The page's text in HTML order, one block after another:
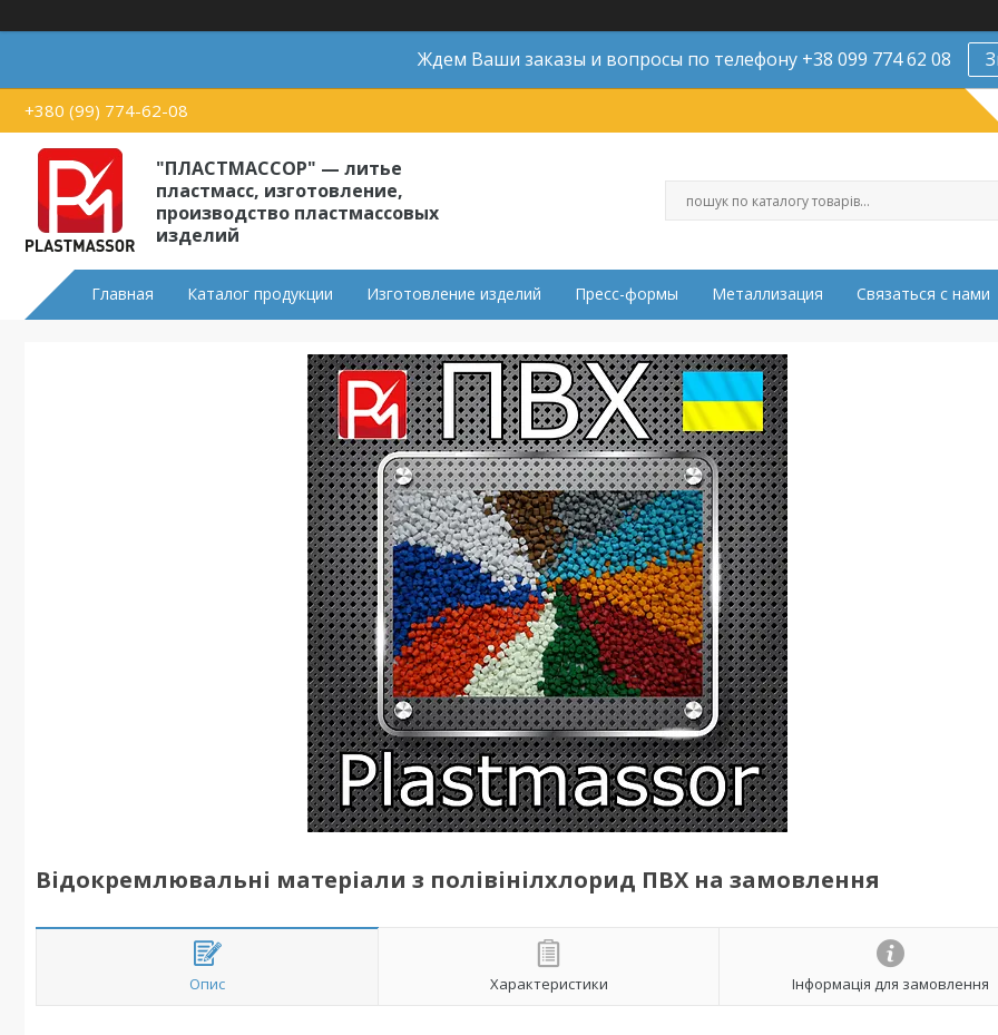
Ждем Ваши заказы и вопросы по телефону +38 099 774 62 08
+380 (99) 774-62-08
"ПЛАСТМАССОР" — литье
пластмасс, изготовление,
производство пластмассовых
изделий
Главная Каталог продукции Изготовление изделий Пресс-формы Металлизация Связаться с нами
Відокремлювальні матеріали з полівінілхлорид ПВХ на замовлення
Опис Характеристики Інформація для замовлення